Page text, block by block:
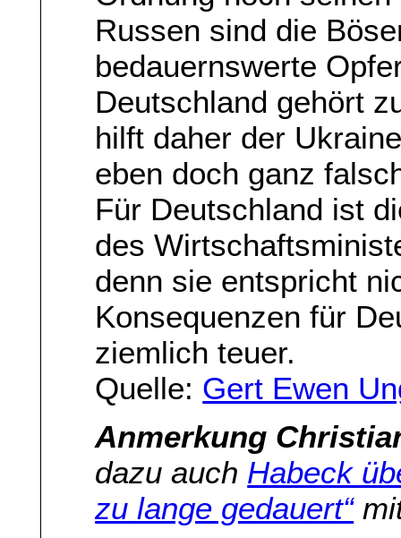
Russen sind die
bedauernswerte
Deutschland gehört
hilft daher der
eben doch ganz
Für Deutschland ist
des
denn sie entspricht
Konsequenzen für
ziemlich teuer.
Quelle: Gert Ewen
Anmerkung
dazu auch Habeck
zu lange gedauert“